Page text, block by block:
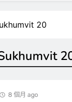
20
8 個月 ago